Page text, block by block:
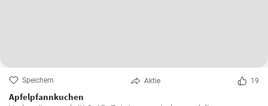
Speichern Aktie 19
Apfelpfannkuchen